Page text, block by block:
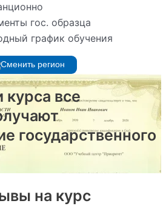
гос. образца
график обучения
курса все
государственного
на курс